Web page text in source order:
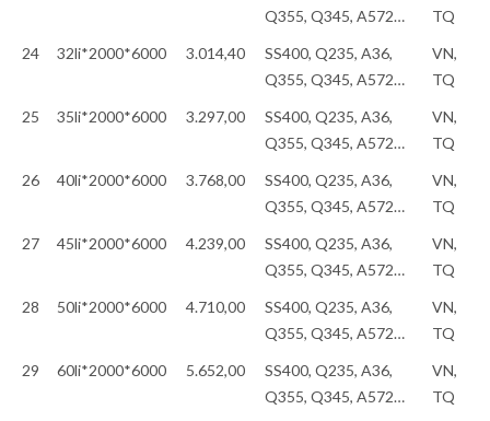
Q355, Q345, A572…
TQ
24
32li*2000*6000 3.014,40
SS400, Q235, A36,
Q355, Q345, A572…
VN,
TQ
25
35li*2000*6000 3.297,00
SS400, Q235, A36,
Q355, Q345, A572…
VN,
TQ
26
40li*2000*6000 3.768,00
SS400, Q235, A36,
Q355, Q345, A572…
VN,
TQ
27
45li*2000*6000 4.239,00
SS400, Q235, A36,
Q355, Q345, A572…
VN,
TQ
28
50li*2000*6000 4.710,00
SS400, Q235, A36,
Q355, Q345, A572…
VN,
TQ
29
60li*2000*6000 5.652,00
SS400, Q235, A36,
Q355, Q345, A572…
VN,
TQ